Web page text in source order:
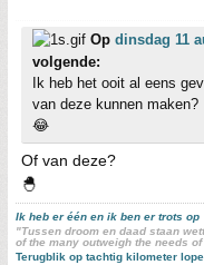
Op dinsdag 11
volgende:
Ik heb het ooit al eens
van deze kunnen maken?
😂
Of van deze?
🐣
Ik heb er één en ik ben er trots op
"Tussen droom en daad staan
of the many outweigh the needs
Terugblik op tachtig kilometer